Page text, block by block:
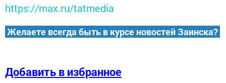
https://max.ru/tatmedia
Желаете всегда быть в курсе новостей Заинска?
Добавить в избранное